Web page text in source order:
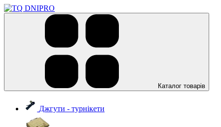
Каталог товарів
Джгути - турнікети